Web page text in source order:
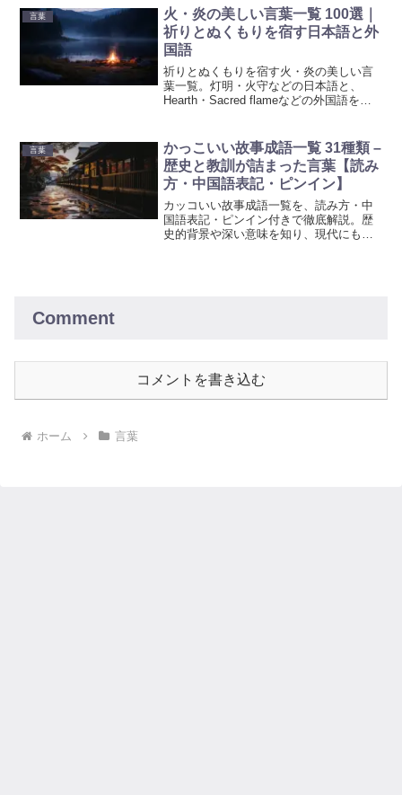
言葉
火・炎の美しい言葉一覧 100選｜
祈りとぬくもりを宿す日本語と外
国語
祈りとぬくもりを宿す火・炎の美しい言
葉一覧。灯明・火守などの日本語と、
Hearth・Sacred flameなどの外国語をカ
言葉
かっこいい故事成語一覧 31種類 –
歴史と教訓が詰まった言葉【読み
方・中国語表記・ピンイン】
カッコいい故事成語一覧を、読み方・中
国語表記・ピンイン付きで徹底解説。歴
史的背景や深い意味を知り、現代にも通
Comment
コメントを書き込む
ホーム 言葉